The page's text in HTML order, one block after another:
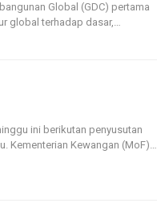
Global (GDC) pertama
global terhadap dasar,…
ini berikutan penyusutan
Kementerian Kewangan (MoF)